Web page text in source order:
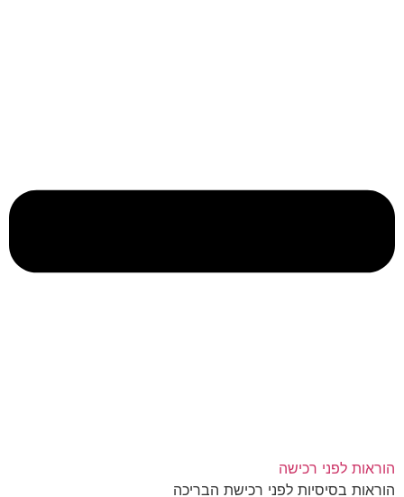
הוראות לפני רכישה
הוראות בסיסיות לפני רכישת הבריכה